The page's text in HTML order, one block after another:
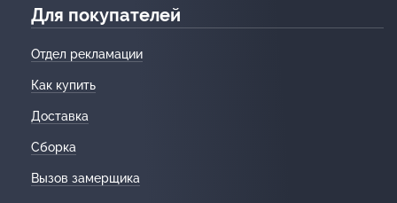
Для покупателей
Отдел рекламации
Как купить
Доставка
Сборка
Вызов замерщика